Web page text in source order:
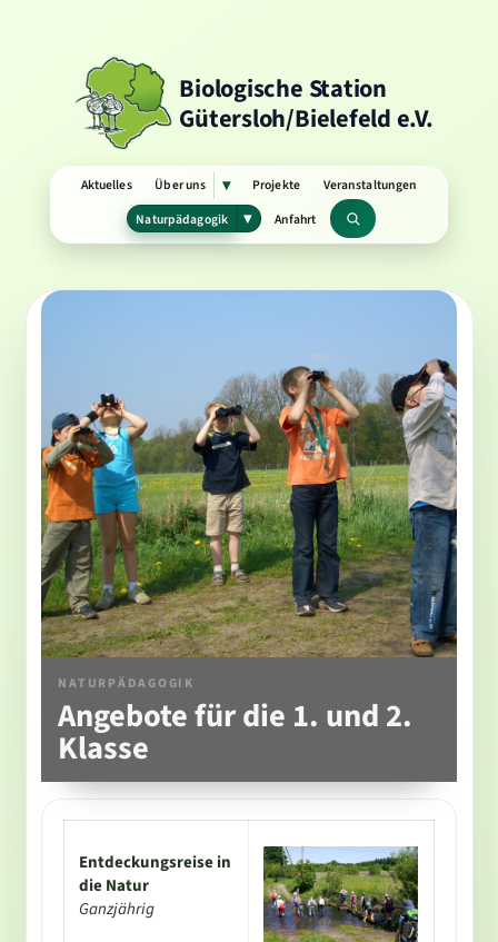
Biologische Station
Gütersloh/Bielefeld e.V.
Aktuelles Über uns ▾Untermenü
öffnen
Projekte
Veranstaltungen
Naturpädagogik
▾Untermenü
öffnen
Anfahrt Suchbegriff
NATURPÄDAGOGIK
Angebote für die 1. und 2.
Klasse
Entdeckungsreise in
die Natur
Ganzjährig